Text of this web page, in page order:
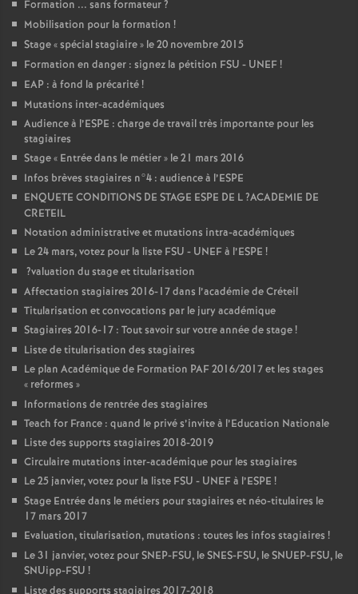
Formation ... sans formateur?
Mobilisation pour la formation !
Stage «spécial stagiaire» le 20 novembre 2015
Formation en danger : signez la pétition FSU - UNEF!
EAP : à fond la précarité!
Mutations inter-académiques
Audience à l’ESPE : charge de travail très importante pour les
stagiaires
Stage « Entrée dans le métier» le 21 mars 2016
Infos brèves stagiaires n°4 : audience à l’ESPE
ENQUETE CONDITIONS DE STAGE ESPE DE L?ACADEMIE DE
CRETEIL
Notation administrative et mutations intra-académiques
Le 24 mars, votez pour la liste FSU - UNEFà l’ESPE !
?valuation du stage et titularisation
Affectation stagiaires 2016-17 dans l’académie de Créteil
Titularisation et convocations par le jury académique
Stagiaires 2016-17 : Tout savoir sur votre année de stage!
Liste de titularisation des stagiaires
Le plan Académique de Formation PAF2016/2017 et les stages
« reformes »
Informations de rentrée des stagiaires
Teach for France : quand le privé s’invite à l’Education Nationale
Liste des supports stagiaires 2018-2019
Circulaire mutations inter-académique pour les stagiaires
Le 25 janvier, votez pour la liste FSU - UNEFà l’ESPE !
Stage Entrée dans le métiers pour stagiaires et néo-titulaires le
17 mars 2017
Evaluation, titularisation, mutations : toutes les infos stagiaires !
Le 31 janvier, votez pourSNEP-FSU, leSNES-FSU, leSNUEP-FSU, le
SNUipp-FSU !